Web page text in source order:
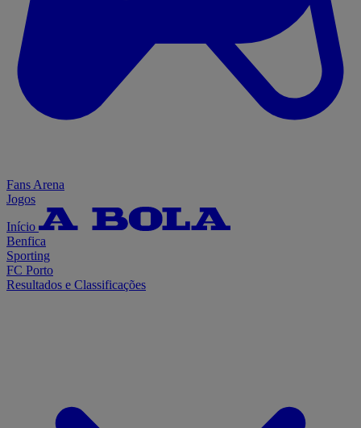
Fans Arena
Jogos
Início
Benfica
Sporting
FC Porto
Resultados e Classificações